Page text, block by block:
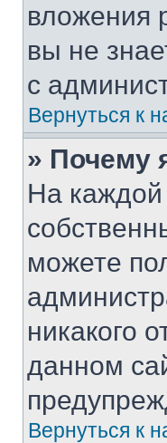
вложения
вы не
с
Вернуться к
» Почему
На
можете
никакого
данном
Вернуться к